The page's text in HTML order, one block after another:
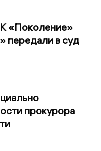
«Поколение»
передали в суд
прокурора